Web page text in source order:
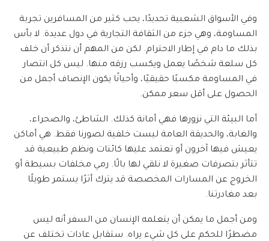
وفي الأسواق الشعبية تحديدًا، يحب كثير من المسافرين تجربة
المساومة، وهي جزء من الثقافة التجارية في دول عديدة. لا بأس
بذلك ما دام في إطار الاحترام. لكن من المهم أن نتذكر أن خلف
كل سلعة شخصًا يعمل ويكسب رزقه منها. ليس كل انتصار
في المساومة مكسبًا حقيقيًا، وأحيانًا يكون الإنصاف أجمل من
الحصول على أقل سعر ممكن.
أما البيئة التي نزورها فهي أمانة كذلك. الشاطئ، والصحراء،
والغابة، والحديقة العامة ليست خلفية لصورنا فقط. هي أماكن
يعيش فيها آخرون أو تعتمد عليها كائنات ونظم طبيعية قد
تتأثر بتصرفات صغيرة لا نلقي لها بالًا. رمي مخلفات بسيطة أو
الخروج عن المسارات المخصصة قد يترك أثرًا يستمر طويلًا
بعد مغادرتنا.
ومن أجمل ما يمكن أن يتعلمه الإنسان من السفر أنه ليس
مضطرًا للحكم على كل شيء يراه. ستقابل عادات تختلف عن